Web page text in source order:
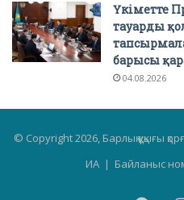
Үкіметте
тауарды
барысы
04.08.2026
© Copyright 2026, Барлық құқығы
ИА | Байланыс